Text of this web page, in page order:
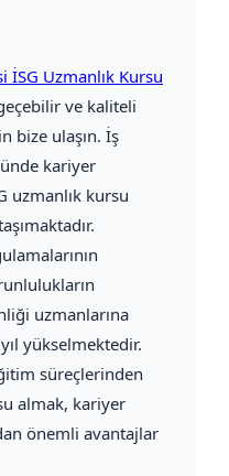
Uzmanlık Kursu
ve kaliteli
bize ulaşın. İş
kariyer
uzmanlık kursu
uzmanlarına
yükselmektedir.
süreçlerinden
almak, kariyer
önemli avantajlar